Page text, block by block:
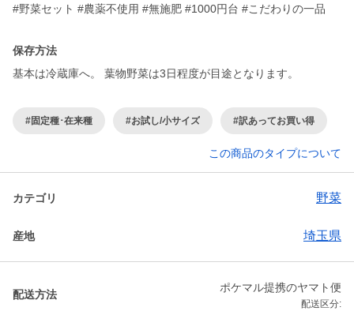
#野菜セット #農薬不使用 #無施肥 #1000円台 #こだわりの一品
保存方法
基本は冷蔵庫へ。 葉物野菜は3日程度が目途となります。
#固定種･在来種 #お試し/小サイズ #訳あってお買い得
この商品のタイプについて
カテゴリ 野菜
産地 埼玉県
配送方法
ポケマル提携のヤマト便
配送区分: